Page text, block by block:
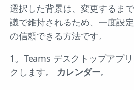
選択した背景は、変更するま
議で維持されるため、一度設
の信頼できる方法です。
1。Teams デスクトップアプ
クします。 カレンダー。